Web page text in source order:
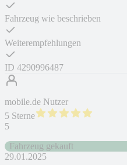
Fahrzeug wie beschrieben
Weiterempfehlungen
ID 4290996487
mobile.de Nutzer
5 Sterne
5
Fahrzeug gekauft
29.01.2025